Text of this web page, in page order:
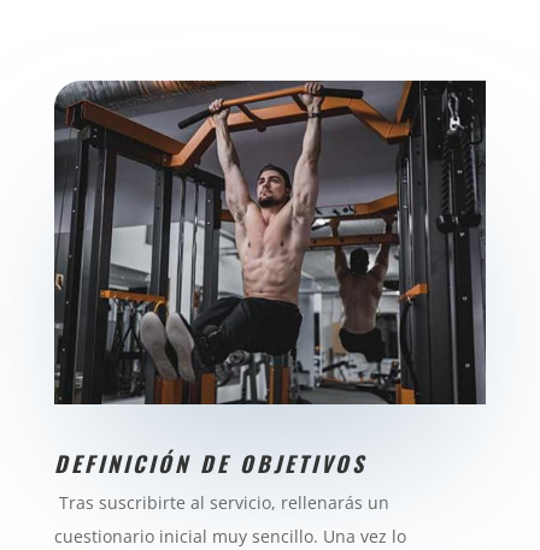
DEFINICIÓN DE OBJETIVOS
Tras suscribirte al servicio, rellenarás un
cuestionario inicial muy sencillo. Una vez lo